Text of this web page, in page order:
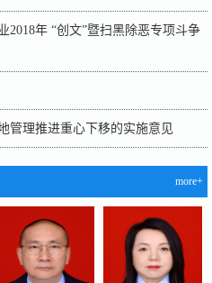
2018年 “创文”暨扫黑除恶专项斗争
管理推进重心下移的实施意见
more+